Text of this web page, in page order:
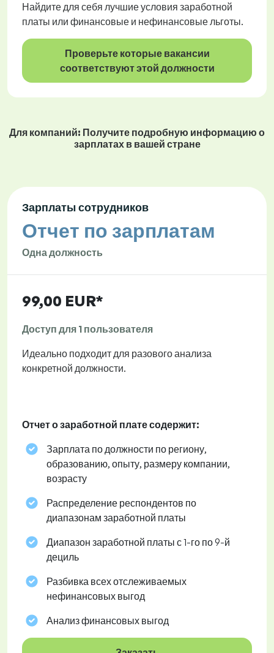
Найдите для себя лучшие условия заработной
платы или финансовые и нефинансовые льготы.
Проверьте которые вакансии
соответствуют этой должности
Для компаний: Получите подробную информацию о
зарплатах в вашей стране
Зарплаты сотрудников
Отчет по зарплатам
Одна должность
99,00 EUR*
Доступ для 1 пользователя
Идеально подходит для разового анализа
конкретной должности.
Отчет о заработной плате содержит:
Зарплата по должности по региону,
образованию, опыту, размеру компании,
возрасту
Распределение респондентов по
диапазонам заработной платы
Диапазон заработной платы с 1-го по 9-й
дециль
Разбивка всех отслеживаемых
нефинансовых выгод
Анализ финансовых выгод